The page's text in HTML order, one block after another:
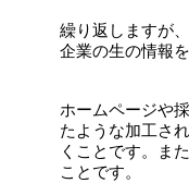
繰り返しますが
企業の生の情報
ホームページや
たような加工さ
くことです。ま
ことです。